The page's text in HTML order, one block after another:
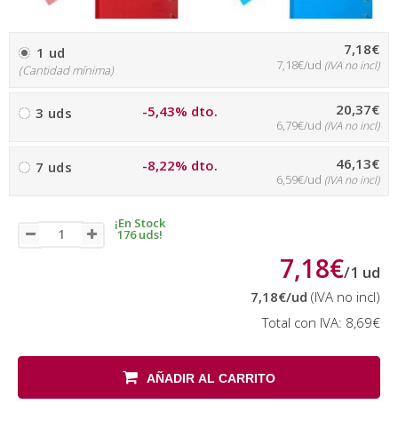
1 ud
(Cantidad mínima)
7,18€
7,18€/ud (IVA no incl)
3 uds -5,43% dto. 20,37€
6,79€/ud (IVA no incl)
7 uds -8,22% dto. 46,13€
6,59€/ud (IVA no incl)
¡En Stock
176 uds!
7,18€/1 ud
7,18€/ud (IVA no incl)
Total con IVA: 8,69€
AÑADIR AL CARRITO